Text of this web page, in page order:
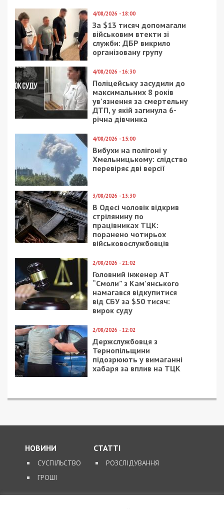
4/08/2026 - 18:00
За $13 тисяч допомагали
військовим втекти зі
служби: ДБР викрило
організовану групу
4/08/2026 - 16:30
Поліцейську засудили до
максимальних 8 років
ув’язнення за смертельну
ДТП, у якій загинула 6-
річна дівчинка
4/08/2026 - 15:00
Вибухи на полігоні у
Хмельницькому: слідство
перевіряє дві версії
3/08/2026 - 13:30
В Одесі чоловік відкрив
стрілянину по
працівниках ТЦК:
поранено чотирьох
військовослужбовців
2/08/2026 - 21:02
Головний інженер АТ
“Смоли” з Кам’янського
намагався відкупитися
від СБУ за $50 тисяч:
вирок суду
2/08/2026 - 12:02
Держслужбовця з
Тернопільщини
підозрюють у вимаганні
хабаря за вплив на ТЦК
НОВИНИ
СУСПІЛЬСТВО
ГРОШІ
СТАТТІ
РОЗСЛІДУВАННЯ